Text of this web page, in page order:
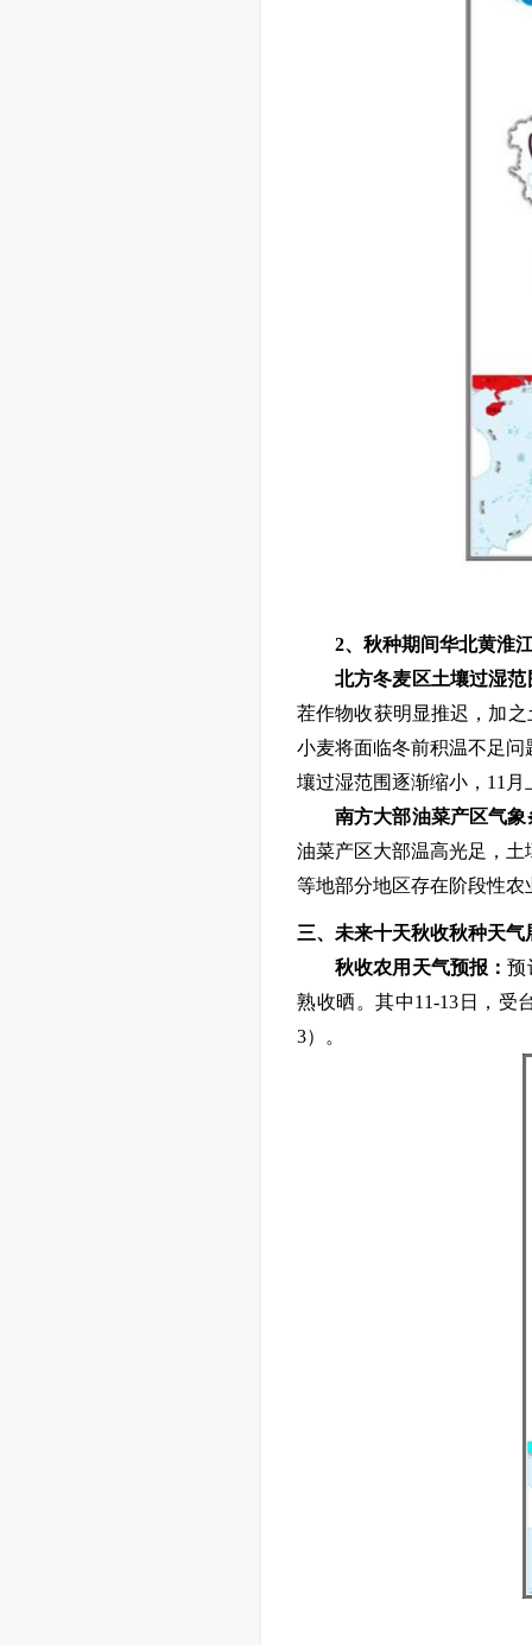
2、 秋种期间华北黄淮
北方冬麦区土壤过湿范
茬作物收获明显推迟，加
小麦将面临冬前积温不足问
壤过湿范围逐渐缩小， 11月
南方大部油菜产区气象
油菜产区大部温高光足，
等地部分地区存在阶段性农
三、 未来十天秋收秋种天气
秋收农用 天气预报：预
熟收晒。其中11-13 日，受
3）
。